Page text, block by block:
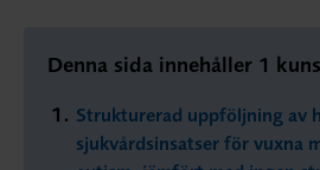
Denna sida innehåller 1
Strukturerad uppföljning av
sjukvårdsinsatser för vuxna